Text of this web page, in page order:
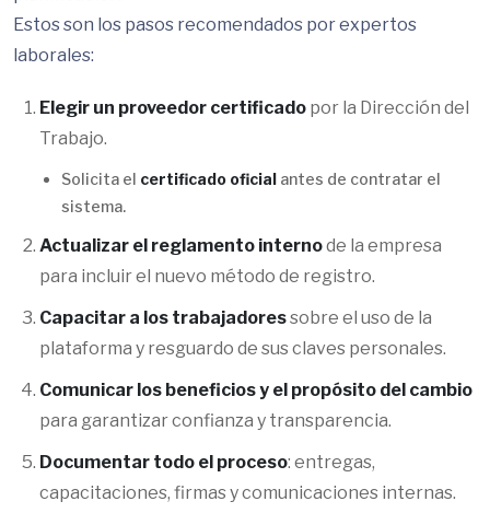
Estos son los pasos recomendados por expertos
laborales:
Elegir un proveedor certificado por la Dirección del
Trabajo.
Solicita el certificado oficial antes de contratar el
sistema.
Actualizar el reglamento internode la empresa
para incluir el nuevo método de registro.
Capacitar a los trabajadoressobre el uso de la
plataforma y resguardo de sus claves personales.
Comunicar los beneficios y el propósito del cambio
para garantizar confianza y transparencia.
Documentar todo el proceso: entregas,
capacitaciones, firmas y comunicaciones internas.